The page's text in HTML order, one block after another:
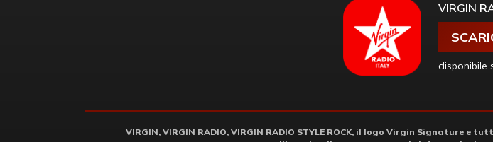
VIRGIN
disponibile
VIRGIN, VIRGIN RADIO, VIRGIN RADIO STYLE ROCK, il logo Virgin